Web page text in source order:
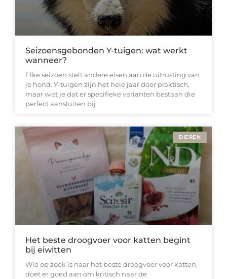
Seizoensgebonden Y-tuigen: wat werkt
wanneer?
Elke seizoen stelt andere eisen aan de uitrusting van
je hond. Y-tuigen zijn het hele jaar door praktisch,
maar wist je dat er specifieke varianten bestaan die
perfect aansluiten bij
DIEREN
Het beste droogvoer voor katten begint
bij eiwitten
Wie op zoek is naar het beste droogvoer voor katten,
doet er goed aan om kritisch naar de